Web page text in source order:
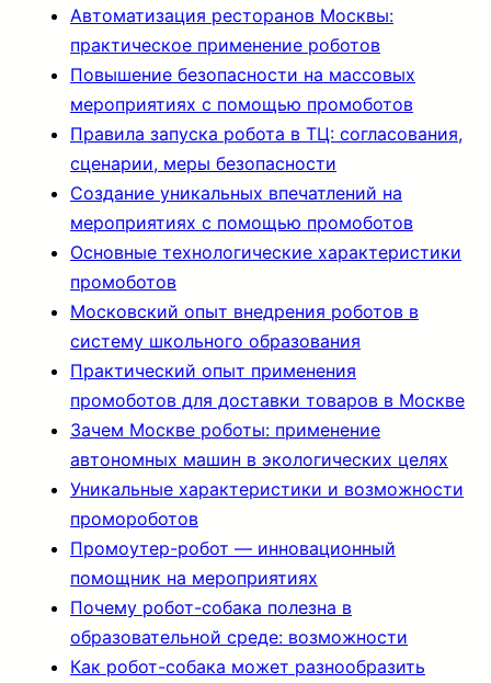
Автоматизация ресторанов Москвы:
практическое применение роботов
Повышение безопасности на массовых
мероприятиях с помощью промоботов
Правила запуска робота в ТЦ: согласования,
сценарии, меры безопасности
Создание уникальных впечатлений на
мероприятиях с помощью промоботов
Основные технологические характеристики
промоботов
Московский опыт внедрения роботов в
систему школьного образования
Практический опыт применения
промоботов для доставки товаров в Москве
Зачем Москве роботы: применение
автономных машин в экологических целях
Уникальные характеристики и возможности
промороботов
Промоутер-робот — инновационный
помощник на мероприятиях
Почему робот-собака полезна в
образовательной среде: возможности
Как робот-собака может разнообразить